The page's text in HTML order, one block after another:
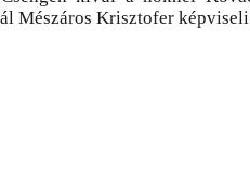
Mészáros Krisztofer képviseli